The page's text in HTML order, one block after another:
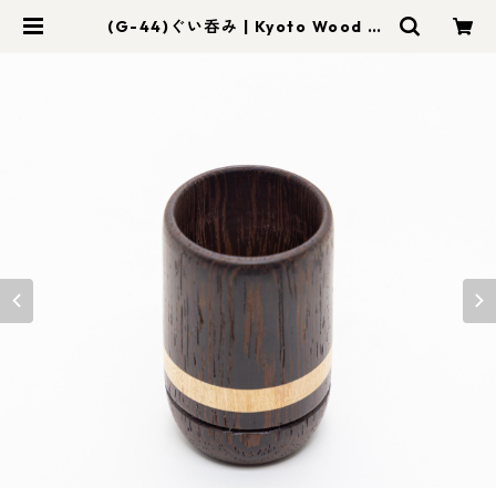
(G-44)ぐい呑み | Kyoto Wood Ar